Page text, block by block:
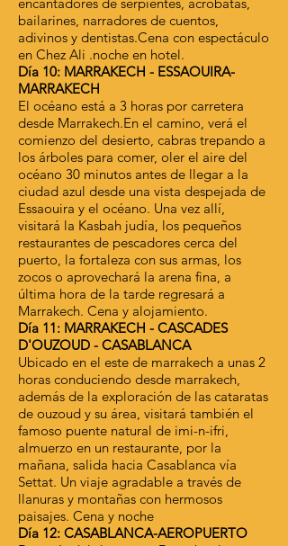
bailarines, narradores de cuentos,
adivinos y dentistas.Cena con espectáculo
en Chez Ali .noche en hotel.
Día 10: MARRAKECH - ESSAOUIRA-
MARRAKECH
El océano está a 3 horas por carretera
desde Marrakech.En el camino, verá el
comienzo del desierto, cabras trepando a
los árboles para comer, oler el aire del
océano 30 minutos antes de llegar a la
ciudad azul desde una vista despejada de
Essaouira y el océano. Una vez allí,
visitará la Kasbah judía, los pequeños
restaurantes de pescadores cerca del
puerto, la fortaleza con sus armas, los
zocos o aprovechará la arena fina, a
última hora de la tarde regresará a
Marrakech. Cena y alojamiento.
Día 11: MARRAKECH - CASCADES
D'OUZOUD - CASABLANCA
Ubicado en el este de marrakech a unas 2
horas conduciendo desde marrakech,
además de la exploración de las cataratas
de ouzoud y su área, visitará también el
famoso puente natural de imi-n-ifri,
almuerzo en un restaurante, por la
mañana, salida hacia Casablanca vía
Settat. Un viaje agradable a través de
llanuras y montañas con hermosos
paisajes. Cena y noche
Día 12: CASABLANCA-AEROPUERTO